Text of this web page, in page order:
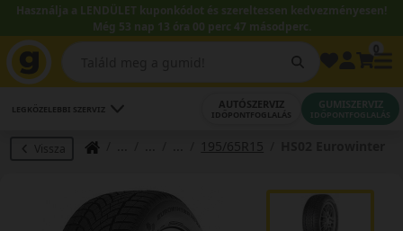
Használja a LENDÜLET kuponkódot és szereltessen kedvezményesen!
Még 53 nap 13 óra 00 perc 46 másodperc.
LEGKÖZELEBBI SZERVIZ AUTÓSZERVIZ
IDŐPONTFOGLALÁS
GUMISZERVIZ
IDŐPONTFOGLALÁS
Vissza 195/65R15